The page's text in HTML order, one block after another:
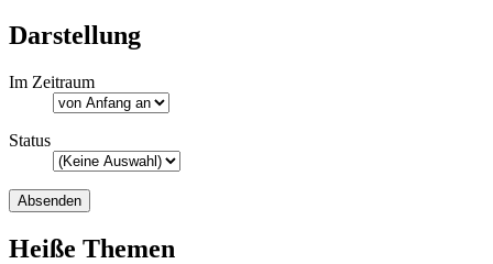
Darstellung
Im Zeitraum
Status
Heiße Themen